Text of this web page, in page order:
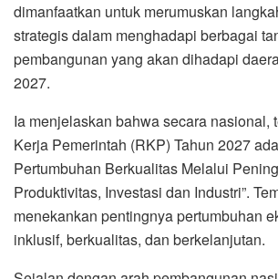
dimanfaatkan untuk merumuskan
strategis dalam menghadapi berbagai
pembangunan yang akan dihadapi
2027.
Ia menjelaskan bahwa secara nasional,
Kerja Pemerintah (RKP) Tahun 2027
Pertumbuhan Berkualitas Melalui
Produktivitas, Investasi dan Industri”.
menekankan pentingnya pertumbuhan
inklusif, berkualitas, dan berkelanjutan.